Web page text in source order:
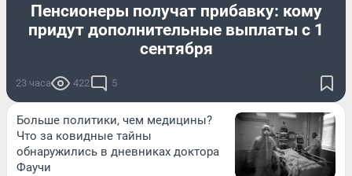
Пенсионеры получат прибавку: кому
придут дополнительные выплаты с 1
сентября
23 часа 422 5
Больше политики, чем медицины?
Что за ковидные тайны
обнаружились в дневниках доктора
Фаучи